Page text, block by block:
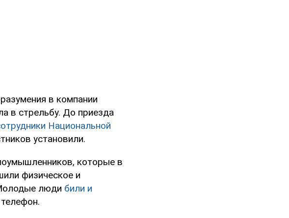
в компании
в стрельбу. До приезда
Национальной
установили.
которые в
физическое и
люди били и